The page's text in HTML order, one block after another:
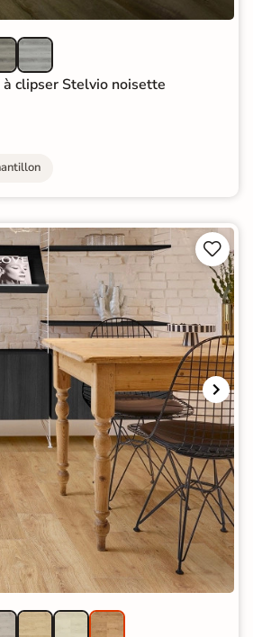
clipser Stelvio noisette

